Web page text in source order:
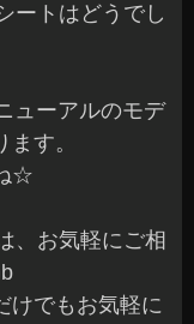
ートはどうでし
ューアルのモデ
す。
☆
、お気軽にご相
けでもお気軽に